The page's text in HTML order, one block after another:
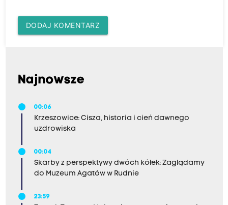
DODAJ KOMENTARZ
Najnowsze
00:06
Krzeszowice: Cisza, historia i cień dawnego
uzdrowiska
00:04
Skarby z perspektywy dwóch kółek: Zaglądamy
do Muzeum Agatów w Rudnie
23:59